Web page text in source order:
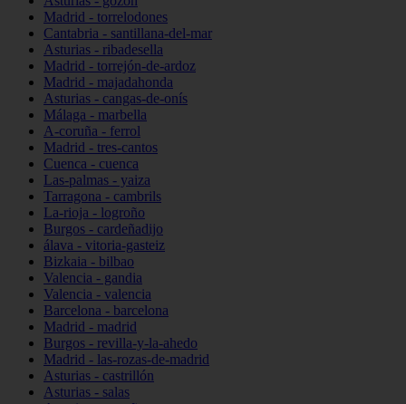
Madrid - torrelodones
Cantabria - santillana-del-mar
Asturias - ribadesella
Madrid - torrejón-de-ardoz
Madrid - majadahonda
Asturias - cangas-de-onís
Málaga - marbella
A-coruña - ferrol
Madrid - tres-cantos
Cuenca - cuenca
Las-palmas - yaiza
Tarragona - cambrils
La-rioja - logroño
Burgos - cardeñadijo
álava - vitoria-gasteiz
Bizkaia - bilbao
Valencia - gandia
Valencia - valencia
Barcelona - barcelona
Madrid - madrid
Burgos - revilla-y-la-ahedo
Madrid - las-rozas-de-madrid
Asturias - castrillón
Asturias - salas